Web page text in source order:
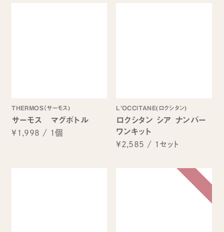
THERMOS（サーモス)
サーモス マグボトル
¥1,998 / 1個
L’OCCITANE(ロクシタン)
ロクシタン シア ナンバー
ワンキット
¥2,585 / 1セット